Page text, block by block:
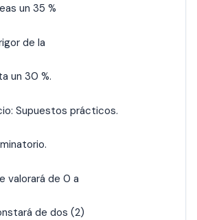
un 35 %
de la
un 30 %.
Supuestos prácticos.
valorará de 0 a
de dos (2)